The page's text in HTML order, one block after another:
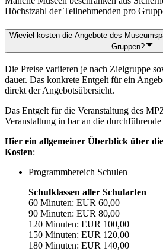
Höchstzahl der Teilnehmenden pro
Wieviel kosten die Angebote des
Gruppen?
Die Preise variieren je nach Zielgruppe
dauer. Das konkrete Entgelt für ein
direkt der Angebotsübersicht.
Das Entgelt für die Veranstaltung des
Veranstaltung in bar an die
Hier ein allgemeiner Überblick über
Kosten:
Programmbereich Schulen
Schulklassen aller Schularten
60 Minuten: EUR 60,00
90 Minuten: EUR 80,00
120 Minuten: EUR 100,00
150 Minuten: EUR 120,00
180 Minuten: EUR 140,00